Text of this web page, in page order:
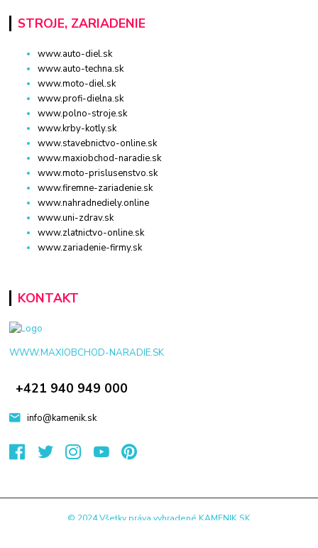
STROJE, ZARIADENIE
www.auto-diel.sk
www.auto-techna.sk
www.moto-diel.sk
www.profi-dielna.sk
www.polno-stroje.sk
www.krby-kotly.sk
www.stavebnictvo-online.sk
www.maxiobchod-naradie.sk
www.moto-prislusenstvo.sk
www.firemne-zariadenie.sk
www.nahradnediely.online
www.uni-zdrav.sk
www.zlatnictvo-online.sk
www.zariadenie-firmy.sk
KONTAKT
WWW.MAXIOBCHOD-NARADIE.SK
+421 940 949 000
info@kamenik.sk
© 2024 Všetky práva vyhradené KAMENIK.SK